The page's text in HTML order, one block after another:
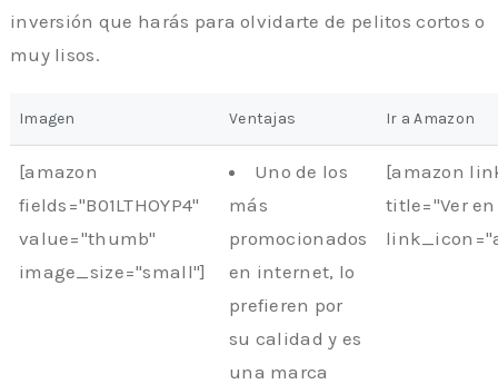
inversión que harás para olvidarte de pelitos cortos o
muy lisos.
Imagen Ventajas Ir a Amazon
[amazon
fields="B01LTHOYP4"
value="thumb"
image_size="small"]
Uno de los
más
promocionados
en internet, lo
prefieren por
su calidad y es
una marca
[amazon
title="Ver